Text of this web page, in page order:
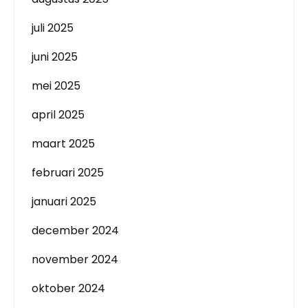
juli 2025
juni 2025
mei 2025
april 2025
maart 2025
februari 2025
januari 2025
december 2024
november 2024
oktober 2024